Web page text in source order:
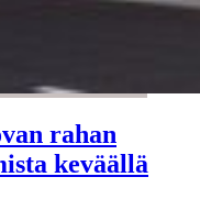
rahan
keväällä